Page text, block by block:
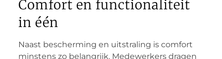
Comfort en functionaliteit
in één
Naast bescherming en uitstraling is comfort
minstens zo belangrijk. Medewerkers dragen